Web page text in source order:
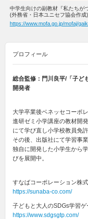
中学生向けの副教材『私たちが
(外務省・日本ユニセフ協会作成)
https://www.mofa.go.jp/mofaj/
プロフィール
総合監修： 門川良平/「子ど
開発者
大学卒業後ベネッセコーポ
進研ゼミ小学講座の教材開
にて学び直し小学校教員免
その後、出版社にて学習事
独自に開発した小学生から
びを展開中。
すなばコーポレーション株
https://sunaba-co.com/
子どもと大人のSDGs学習
https://www.sdgsgtp.com/